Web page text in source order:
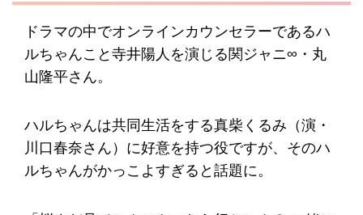
ドラマの中でオンラインカウンセラーであるハ
ルちゃんこと寺井陽人を演じる関ジャニ∞・丸
山隆平さん。
ハルちゃんは共同生活をする真柴くるみ（演・
川口春奈さん）に好意を持つ役ですが、そのハ
ルちゃんがかっこよすぎると話題に。